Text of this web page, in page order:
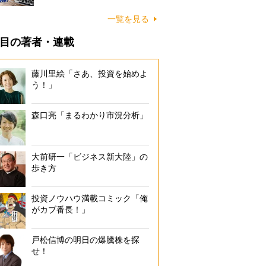
一覧を見る
の著者・連載
藤川里絵「さあ、投資を始めよ
う！」
森口亮「まるわかり市況分析」
大前研一「ビジネス新大陸」の
歩き方
投資ノウハウ満載コミック「俺
がカブ番長！」
戸松信博の明日の爆騰株を探
せ！